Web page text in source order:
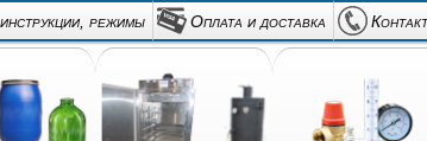
режимы Оплата и доставка